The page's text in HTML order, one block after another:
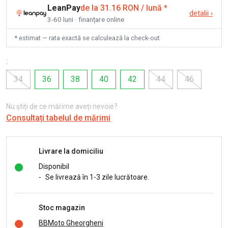
LeanPayde la 31.16 RON / lună *
3-60 luni · finanțare online
detalii ›
* estimat — rata exactă se calculează la check-out
:
34
36 38 40 42 44 46
Nu știți de ce mărime aveți nevoie?
Consultați tabelul de mărimi
Livrare la domiciliu
Disponibil
- Se livrează în 1-3 zile lucrătoare.
Stoc magazin
BBMoto Gheorgheni